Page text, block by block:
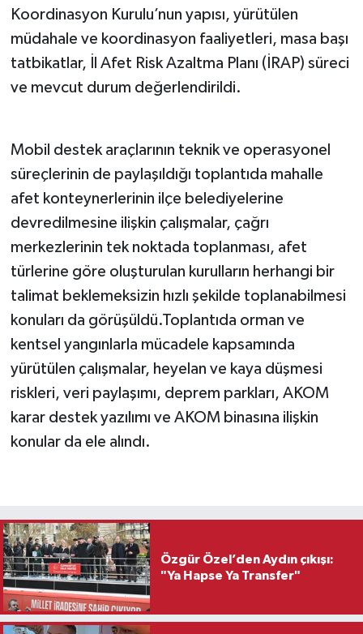
Koordinasyon Kurulu’nun yapısı, yürütülen
müdahale ve koordinasyon faaliyetleri, masa başı
tatbikatlar, İl Afet Risk Azaltma Planı (İRAP) süreci
ve mevcut durum değerlendirildi.
Mobil destek araçlarının teknik ve operasyonel
süreçlerinin de paylaşıldığı toplantıda mahalle
afet konteynerlerinin ilçe belediyelerine
devredilmesine ilişkin çalışmalar, çağrı
merkezlerinin tek noktada toplanması, afet
türlerine göre oluşturulan kurulların herhangi bir
talimat beklemeksizin hızlı şekilde toplanabilmesi
konuları da görüşüldü.Toplantıda orman ve
kentsel yangınlarla mücadele kapsamında
yürütülen çalışmalar, heyelan ve kaya düşmesi
riskleri, veri paylaşımı, deprem parkları, AKOM
karar destek yazılımı ve AKOM binasına ilişkin
konular da ele alındı.
Özgür Özel’den Aydın çıkışı:
"Ya Hapse Ya Transfer"